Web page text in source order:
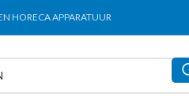
HORECA APPARATUUR